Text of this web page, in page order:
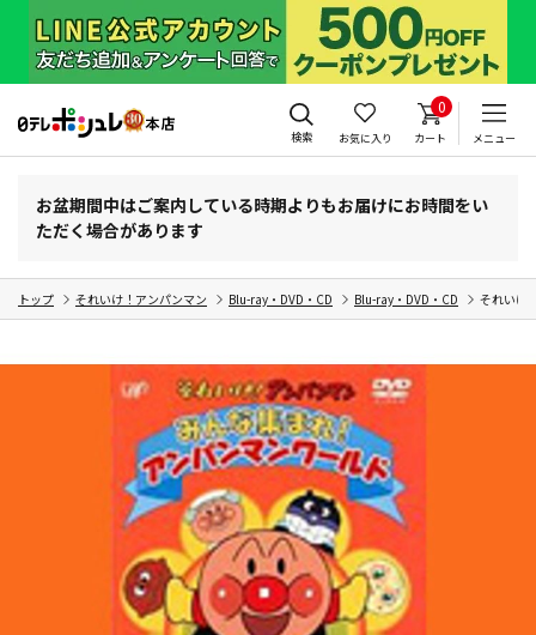
検索 お気に入り
0
カート メニュー
お盆期間中はご案内している時期よりもお届けにお時間をい
ただく場合があります
トップ それいけ！アンパンマン Blu-ray・DVD・CD Blu-ray・DVD・CD それいけ!